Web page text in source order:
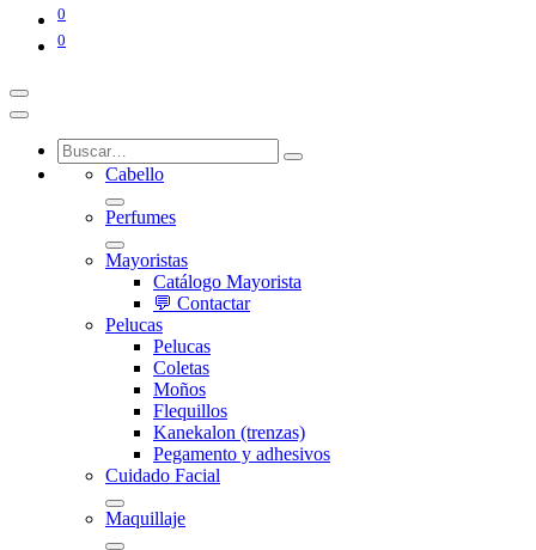
0
0
Cabello
Perfumes
Mayoristas
Catálogo Mayorista
💬 Contactar
Pelucas
Pelucas
Coletas
Moños
Flequillos
Kanekalon (trenzas)
Pegamento y adhesivos
Cuidado Facial
Maquillaje